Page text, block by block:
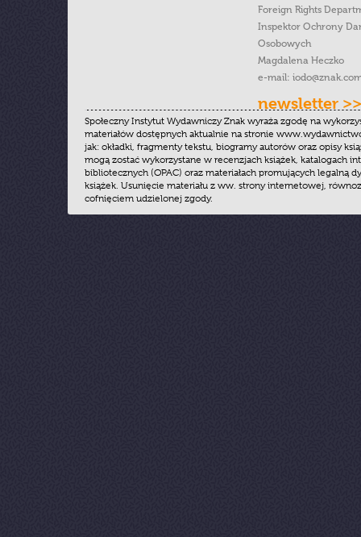
Foreign Rights
Inspektor Ochrony
Osobowych
Magdalena Heczko
e-mail:
newsletter >>
Społeczny Instytut Wydawniczy Znak wyraża zgodę na
materiałów dostępnych aktualnie na stronie
jak: okładki, fragmenty tekstu, biogramy autorów oraz opisy
mogą zostać wykorzystane w recenzjach książek, katalogach
bibliotecznych (OPAC) oraz materiałach promujących legalną
książek. Usunięcie materiału z ww. strony internetowej,
cofnięciem udzielonej zgody.